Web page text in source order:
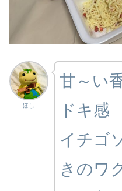
ほし
甘～い
ドキ感
イチゴ
きのワ